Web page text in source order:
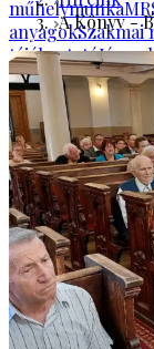
műhelymunka
anyagokSzakmai
tájékoztatóJó
A Könyv -